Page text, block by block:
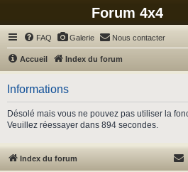
Forum 4x4
FAQ Galerie Nous contacter
Accueil Index du forum
Informations
Désolé mais vous ne pouvez pas utiliser la
Veuillez réessayer dans 894 secondes.
Index du forum